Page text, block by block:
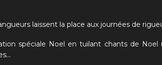
laissent la place aux journées de
spéciale Noel en tuilant chants de Noel